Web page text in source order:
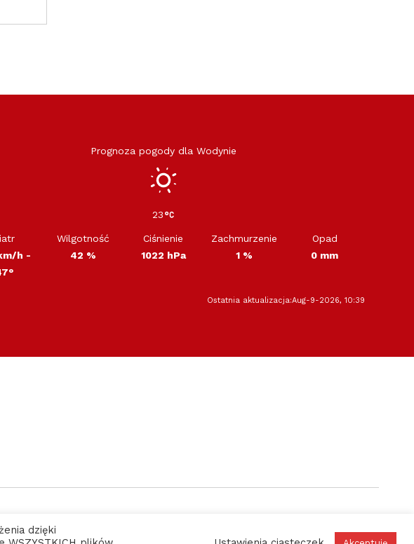
Prognoza pogody dla Wodynie
23
h -
Wilgotność
42 %
Ciśnienie
1022 hPa
Zachmurzenie
1 %
Opad
0 mm
Ostatnia aktualizacja:Aug-9-2026, 10:39
dzięki